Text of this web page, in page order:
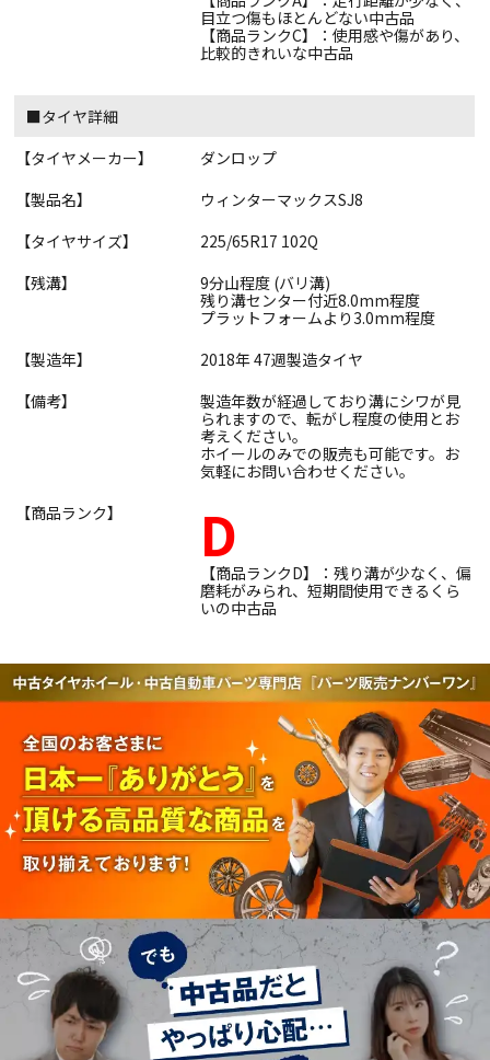
目立つ傷もほとんどない中古品
【商品ランクC】：使用感や傷があり、
比較的きれいな中古品
■タイヤ詳細
【タイヤメーカー】
ダンロップ
【製品名】
ウィンターマックスSJ8
【タイヤサイズ】
225/65R17 102Q
【残溝】
9分山程度 (バリ溝)
残り溝センター付近8.0mm程度
プラットフォームより3.0mm程度
【製造年】
2018年 47週製造タイヤ
【備考】
製造年数が経過しており溝にシワが見
られますので、転がし程度の使用とお
考えください。
ホイールのみでの販売も可能です。お
気軽にお問い合わせください。
【商品ランク】
D
【商品ランクD】：残り溝が少なく、偏
磨耗がみられ、短期間使用できるくら
いの中古品